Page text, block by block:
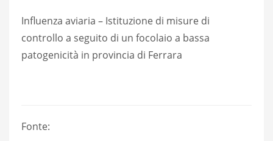
Influenza aviaria – Istituzione di misure di
controllo a seguito di un focolaio a bassa
patogenicità in provincia di Ferrara
Fonte: